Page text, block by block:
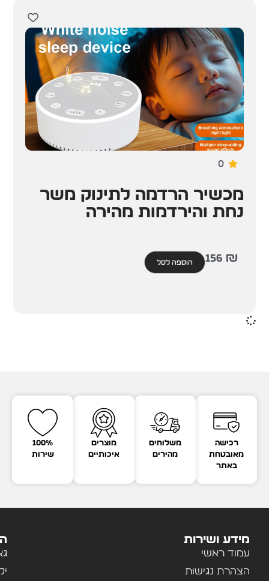
0
מכשיר הרדמה לתינוק משר
נחת והירדמות מהירה
156 ₪ הוספה לסל
רכישה
מאובטחת
באתר
משלוחים
מהירים
מוצרים
איכותיים
100%
שירות
מידע ושירות
עמוד ראשי
הצהרת נגישות